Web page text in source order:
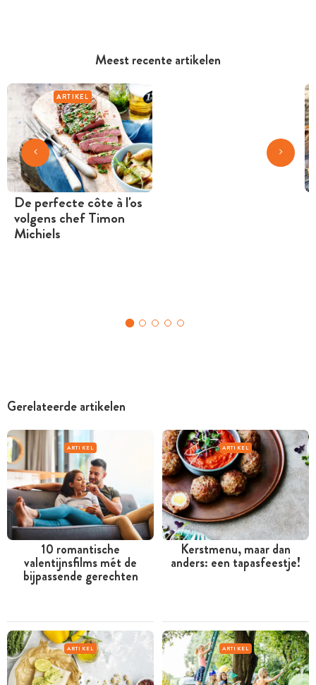
Meest recente artikelen
ARTIKEL
De perfecte côte à l'os
volgens chef Timon
Michiels
Gerelateerde artikelen
ARTIKEL
10 romantische
valentijnsfilms mét de
bijpassende gerechten
ARTIKEL
Kerstmenu, maar dan
anders: een tapasfeestje!
ARTIKEL ARTIKEL